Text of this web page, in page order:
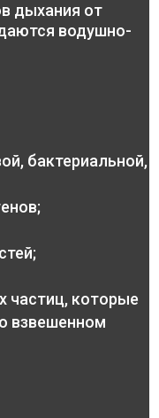
дыхания от
водушно-
бактериальной,
частиц, которые
взвешенном